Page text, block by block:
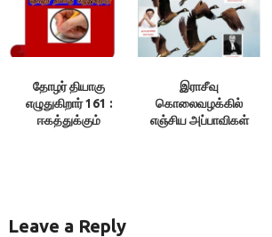
தோழர் தியாகு
எழுதுகிறார் 161 :
ஈகத்துக்கும்
இராசீவு
கொலைவழக்கில்
எஞ்சிய அப்பாவிகள்
Leave a Reply